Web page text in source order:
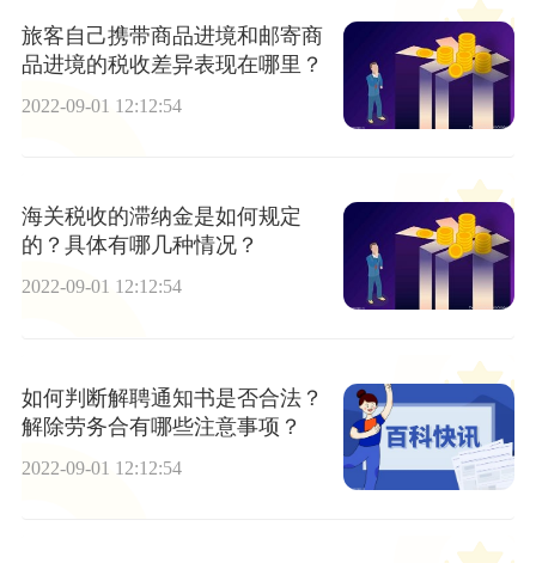
旅客自己携带商品进境和邮寄商
品进境的税收差异表现在哪里？
2022-09-01 12:12:54
海关税收的滞纳金是如何规定
的？具体有哪几种情况？
2022-09-01 12:12:54
如何判断解聘通知书是否合法？
解除劳务合有哪些注意事项？
2022-09-01 12:12:54